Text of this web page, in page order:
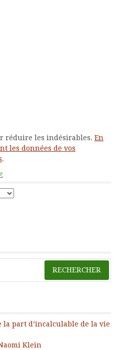
réduire les indésirables. En
les données de vos
.
la part d’incalculable de la vie
Klein